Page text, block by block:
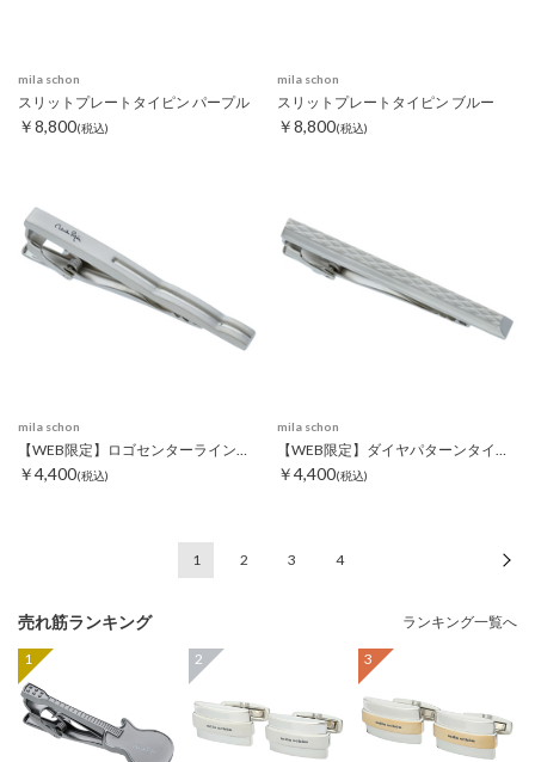
mila schon
スリットプレートタイピン パープル
￥8,800(税込)
mila schon
スリットプレートタイピン ブルー
￥8,800(税込)
mila schon
【WEB限定】ロゴセンターラインタイピン
￥4,400(税込)
mila schon
【WEB限定】ダイヤパターンタイピン
￥4,400(税込)
1 2 3 4
売れ筋ランキング ランキング一覧へ
1 2 3